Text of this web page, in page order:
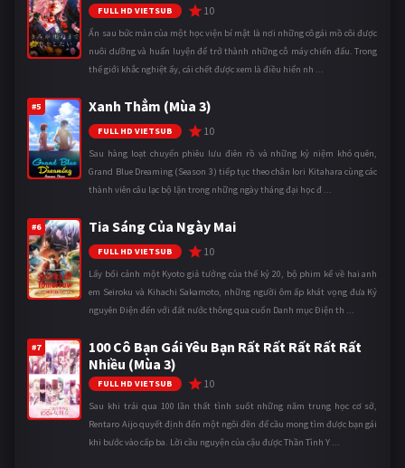
FULL HD VIETSUB 10
Ẩn sau bức màn của một học viện bí mật là nơi những cô gái mồ côi được
nuôi dưỡng và huấn luyện để trở thành những cỗ máy chiến đấu. Trong
thế giới khắc nghiệt ấy, cái chết được xem là điều hiển nh ...
#5 Xanh Thẳm (Mùa 3)
FULL HD VIETSUB 10
Sau hàng loạt chuyến phiêu lưu điên rồ và những kỷ niệm khó quên,
Grand Blue Dreaming (Season 3) tiếp tục theo chân Iori Kitahara cùng các
thành viên câu lạc bộ lặn trong những ngày tháng đại học đ ...
#6 Tia Sáng Của Ngày Mai
FULL HD VIETSUB 10
Lấy bối cảnh một Kyoto giả tưởng của thế kỷ 20, bộ phim kể về hai anh
em Seiroku và Kihachi Sakamoto, những người ôm ấp khát vọng đưa Kỷ
nguyên Điện đến với đất nước thông qua cuốn Danh mục Điện th ...
#7
100 Cô Bạn Gái Yêu Bạn Rất Rất Rất Rất Rất
Nhiều (Mùa 3)
FULL HD VIETSUB 10
Sau khi trải qua 100 lần thất tình suốt những năm trung học cơ sở,
Rentaro Aijo quyết định đến một ngôi đền để cầu mong tìm được bạn gái
khi bước vào cấp ba. Lời cầu nguyện của cậu được Thần Tình Y ...